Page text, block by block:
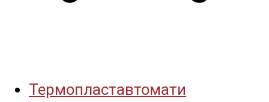
Термопластавтомати